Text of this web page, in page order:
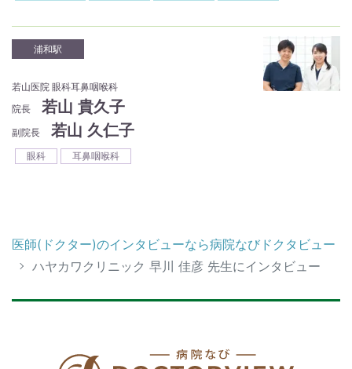
浦和駅
若山医院 眼科耳鼻咽喉科
院長
若山 貴久子
副院長 若山 久仁子
眼科 耳鼻咽喉科
医師(ドクター)のインタビューなら病院なびドクタビュー
ハヤカワクリニック 早川 佳彦 先生にインタビュー